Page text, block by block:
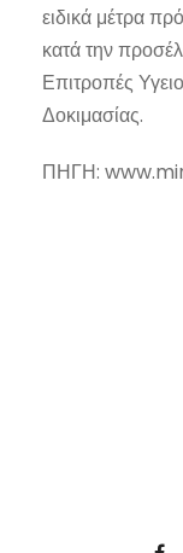
ειδικά μέτρα
κατά την
Επιτροπές
Δοκιμασίας.
ΠΗΓΗ: